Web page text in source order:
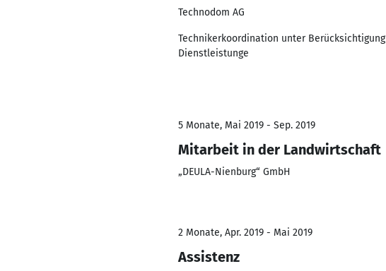
Technodom AG
Technikerkoordination unter
Dienstleistunge
5 Monate, Mai 2019 - Sep. 2019
Mitarbeit in der Landwirtschaft
„DEULA-Nienburg“ GmbH
2 Monate, Apr. 2019 - Mai 2019
Assistenz